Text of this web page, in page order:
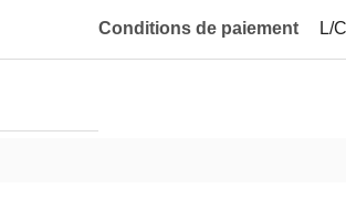
Conditions de paiement L/